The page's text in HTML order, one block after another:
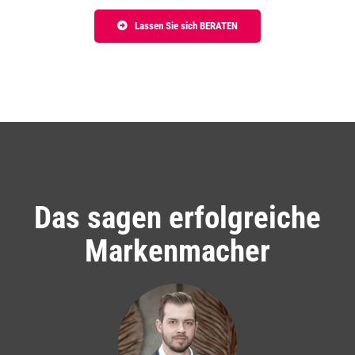
Lassen Sie sich BERATEN
Das sagen erfolgreiche
Markenmacher